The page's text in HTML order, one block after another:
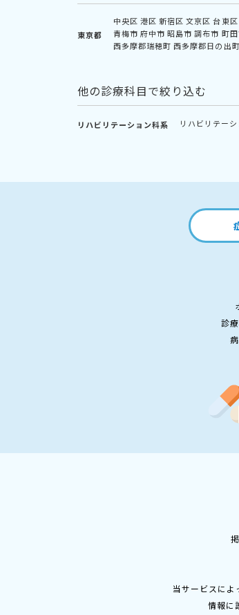
東京都
中央区 港区 新宿区 文京区 台東区
青梅市 府中市 昭島市 調布市 町
西多摩郡瑞穂町 西多摩郡日の出町
他の診療科目で絞り込む
リハビリテーション科系 リハビリテー
診
当サービスによ
情報に